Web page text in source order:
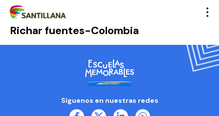
Richar fuentes-Colombia
Síguenos en nuestras redes